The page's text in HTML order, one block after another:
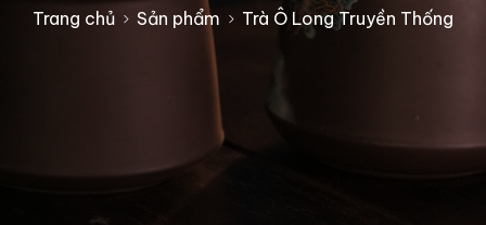
Trang chủ Sản phẩm Trà Ô Long Truyền Thống